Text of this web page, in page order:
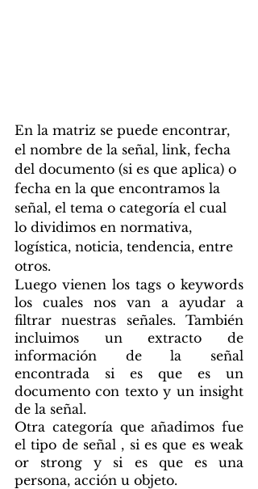
En la matriz se puede encontrar,
el nombre de la señal, link, fecha
del documento (si es que aplica) o
fecha en la que encontramos la
señal, el tema o categoría el cual
lo dividimos en normativa,
logística, noticia, tendencia, entre
otros.
Luego vienen los tags o keywords
los cuales nos van a ayudar a
filtrar nuestras señales. También
incluimos un extracto de
información de la señal
encontrada si es que es un
documento con texto y un insight
de la señal.
Otra categoría que añadimos fue
el tipo de señal , si es que es weak
or strong y si es que es una
persona, acción u objeto.